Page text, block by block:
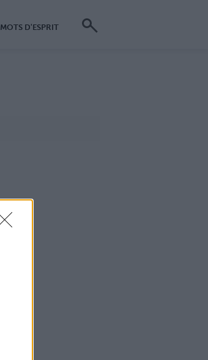
MOTS D'ESPRIT